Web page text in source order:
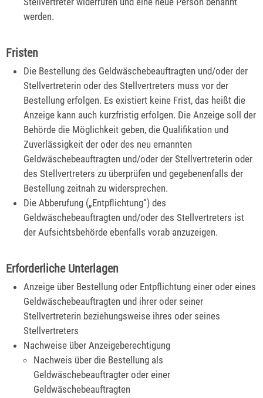
werden.
Fristen
Die Bestellung des Geldwäschebeauftragten und/oder der
Stellvertreterin oder des Stellvertreters muss vor der
Bestellung erfolgen. Es existiert keine Frist, das heißt die
Anzeige kann auch kurzfristig erfolgen. Die Anzeige soll der
Behörde die Möglichkeit geben, die Qualifikation und
Zuverlässigkeit der oder des neu ernannten
Geldwäschebeauftragten und/oder der Stellvertreterin oder
des Stellvertreters zu überprüfen und gegebenenfalls der
Bestellung zeitnah zu widersprechen.
Die Abberufung („Entpflichtung“) des
Geldwäschebeauftragten und/oder des Stellvertreters ist
der Aufsichtsbehörde ebenfalls vorab anzuzeigen.
Erforderliche Unterlagen
Anzeige über Bestellung oder Entpflichtung einer oder eines
Geldwäschebeauftragten und ihrer oder seiner
Stellvertreterin beziehungsweise ihres oder seines
Stellvertreters
Nachweise über Anzeigeberechtigung
Nachweis über die Bestellung als
Geldwäschebeauftragter oder einer
Geldwäschebeauftragten